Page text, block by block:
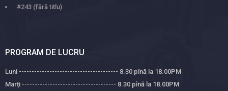
#243 (fără titlu)
PROGRAM DE LUCRU
Luni --------------------------------------- 8.30 pînă la 18.00PM
Marți ------------------------------------- 8.30 pînă la 18.00PM